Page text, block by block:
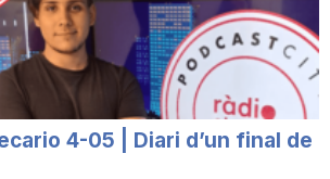
4-05 | Diari d’un final de